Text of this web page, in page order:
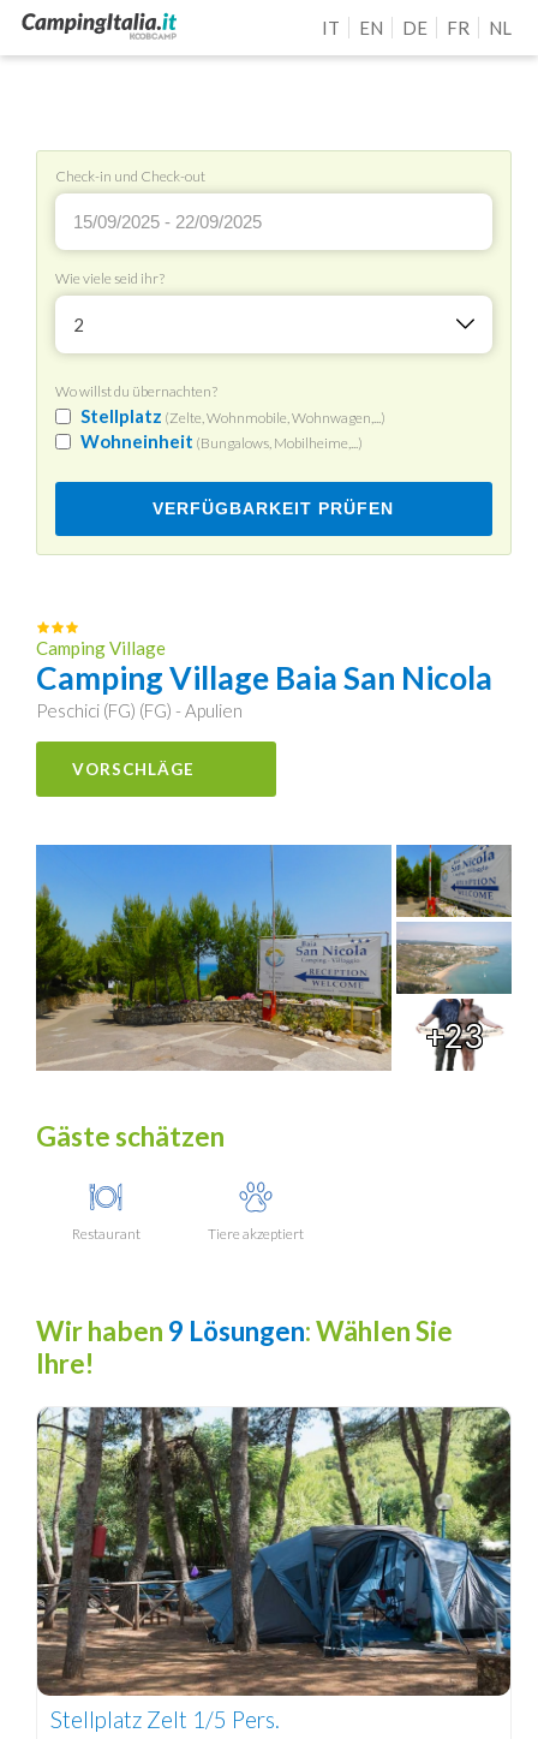
IT EN DE FR NL
Check-in und Check-out
Wie viele seid ihr?
2
Wo willst du übernachten?
Stellplatz (Zelte, Wohnmobile, Wohnwagen,...)
Wohneinheit (Bungalows, Mobilheime,...)
VERFÜGBARKEIT PRÜFEN
Camping Village
Camping Village Baia San Nicola
Peschici (FG) (FG) - Apulien
VORSCHLÄGE
+23
Gäste schätzen
Restaurant Tiere akzeptiert
Wir haben 9 Lösungen: Wählen Sie
Ihre!
Stellplatz Zelt 1/5 Pers.